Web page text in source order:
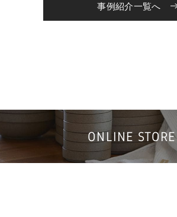
事例紹介一覧へ
ONLINE STORE